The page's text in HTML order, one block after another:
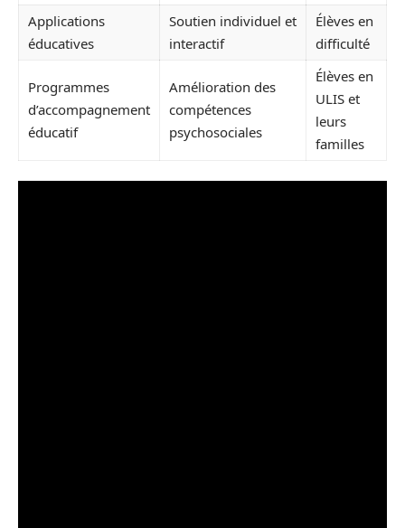
Applications
éducatives
Soutien individuel et
interactif
Élèves en
difficulté
Programmes
d’accompagnement
éducatif
Amélioration des
compétences
psychosociales
Élèves en
ULIS et
leurs
familles